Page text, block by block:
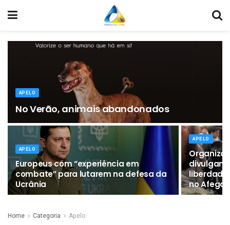
APELO
No Verão, animais abandonados
APELO
Europeus com “experiência em
combate” para lutarem na defesa da
Ucrânia
APELO
divulgam
liberdade
no
Home Categoria Apelo